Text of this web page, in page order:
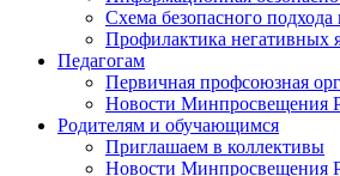
Схема безопасного
Профилактика негативных
Педагогам
Первичная профсоюзная
Новости Минпросвещения
Родителям и обучающимся
Приглашаем в коллективы
Новости Минпросвещения